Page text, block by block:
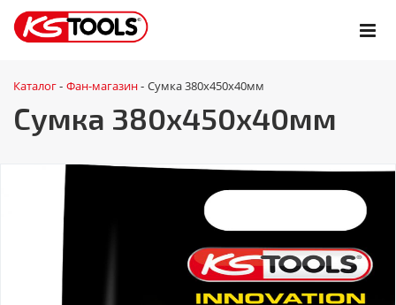
Каталог - Фан-магазин - Сумка 380x450x40мм
Сумка 380x450x40мм